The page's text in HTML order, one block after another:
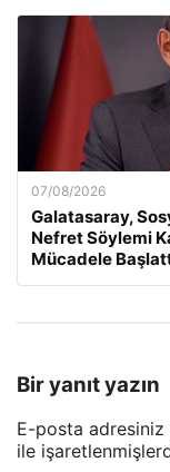
07/08/2026
Galatasaray,
Nefret Söylemi
Mücadele
Bir yanıt yazın
E-posta adresiniz
ile